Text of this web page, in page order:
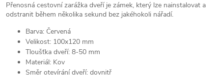
Přenosná cestovní zarážka dveří je zámek, který lze nainstalovat a
odstranit během několika sekund bez jakéhokoli nářadí.
Barva: Červená
Velikost: 100x120 mm
Tloušťka dveří: 8-50 mm
Materiál: Kov
Směr otevírání dveří: dovnitř